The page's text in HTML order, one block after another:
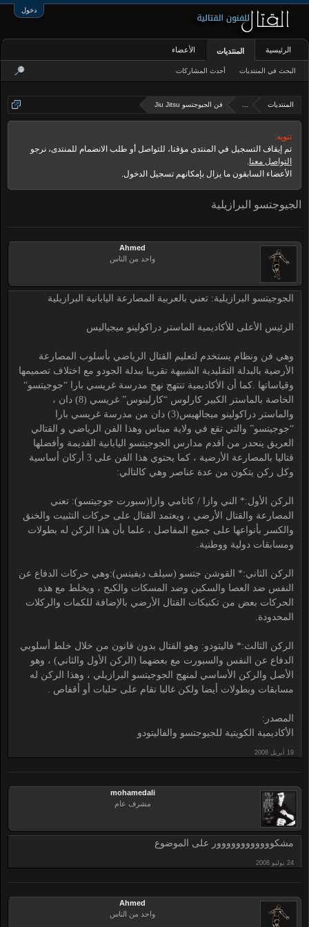
دخول
المنتديات فن الجيوجتسو Jiu Jitsu
تنويه:
تم إيقاف التسجيل في المنتدى مؤقتا، للتواصل أو طلب الانضمام للمنتدى، نرجو
التواصل معنا.
الأعضاء السابقون ما يزال بإمكانهم تسجيل الدخول.
الجيوجتسو البرازيلية
Ahmed
واحد من الناس
الجوجيتسو البرازيلية: تعني بالعربية المصارعة اليابانية البرازيلية
الرئيس الأعلى للأكاديمية الماستر دراكولينو ميجياليس
وهي فن ونظام يستخدم لتعليم القتال الرياضي بأسلوب المصارعة
الأرضية بالبدلة التقليدية الشبيهة تقريبا ببدلة الجودو مع اختلاف تصميمها
وقياساتها .كما أن الأكاديمية تنتهج نهج مدرسة غريسي بارا “جوجيتسو“
الخاصة بالماستر الكبير كارلوس “كارلينوس” غريسي (8) دان ،
والماستر دراكولينو ميجالهيس(3) دان من مدرسة غريسي بارا
“جوجيتسو” والتي تقع في ولاية ميناس وهذا الفن الرياضي و القتالي
العريق ينحدر من أقدم مدارس الجوجيتسو اليابانية القديمة وأفضلها
قتاليا بالمصارعة الأرضية ، كما يحتوي هذا الفن على 3 أركان أساسية
وكل ركن يتكون من عدة عناصر وهي كالتالي:
الركن الأول:* الني وازا / كاتامي وازا(سبورت جوجيتسو): تعني
المصارعة والقتال الأرضي ، ويعتمد القتال على حركات التثبيت والخنق
والكسر بأنواعها على جميع المفاصل ، علما بأن هذا الركن له بطولات
ومسابقات دولية ووطنية.
الركن الثاني:* القوشن جتسو (سيلف ديفينس):وهي حركات الدفاع عن
النفس ضد العصا والسكين وضد المسكات والكبح ، ويخلط مع هذه
الحركات بعض من تكنيكات القتال الأرضي بالإضافة للكمات والركلات
المحدودة.
الركن الثالث:* فاليتودو: وهو القتال بدون قانون من خلال خلط أسلوبي
الدفاع عن النفس والسبورت مع بعضهما (الركن الأول والثاني) ، وهو
الأصل والركن الأساسي لمنهج الجوجيتسو البرازيلي ، وهذا الركن له
مسابقات وبطولات أيضا ولكن غالبا تقام على حلبات أو أقفاص .
المصدر:
الأكاديمية الكويتية للجيوجتسو والفاليتودو
mohamedali
مشرف عام
مشكوووووووووووور على الموضوع
Ahmed
واحد من الناس
الرئيسية المنتديات
البحث في المنتديات أحدث المشاركات
الأعضاء